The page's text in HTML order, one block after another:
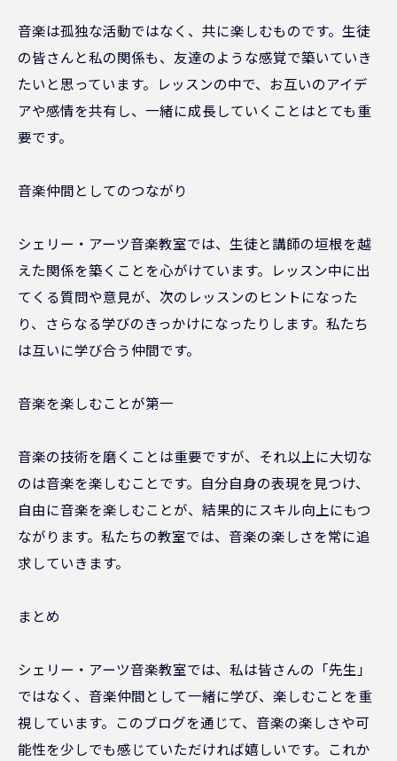
音楽は孤独な活動ではなく、共に楽しむものです。生徒
の皆さんと私の関係も、友達のような感覚で築いていき
たいと思っています。レッスンの中で、お互いのアイデ
アや感情を共有し、一緒に成長していくことはとても重
要です。
音楽仲間としてのつながり
シェリー・アーツ音楽教室では、生徒と講師の垣根を越
えた関係を築くことを心がけています。レッスン中に出
てくる質問や意見が、次のレッスンのヒントになった
り、さらなる学びのきっかけになったりします。私たち
は互いに学び合う仲間です。
音楽を楽しむことが第一
音楽の技術を磨くことは重要ですが、それ以上に大切な
のは音楽を楽しむことです。自分自身の表現を見つけ、
自由に音楽を楽しむことが、結果的にスキル向上にもつ
ながります。私たちの教室では、音楽の楽しさを常に追
求していきます。
まとめ
シェリー・アーツ音楽教室では、私は皆さんの「先生」
ではなく、音楽仲間として一緒に学び、楽しむことを重
視しています。このブログを通じて、音楽の楽しさや可
能性を少しでも感じていただければ嬉しいです。これか